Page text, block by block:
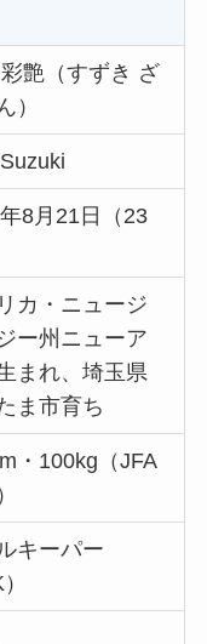
艶（すずき ざ
）
8月21日（23
カ・ニュージ
ー州ニューア
まれ、埼玉県
ま市育ち
・100kg（JFA
キーパー